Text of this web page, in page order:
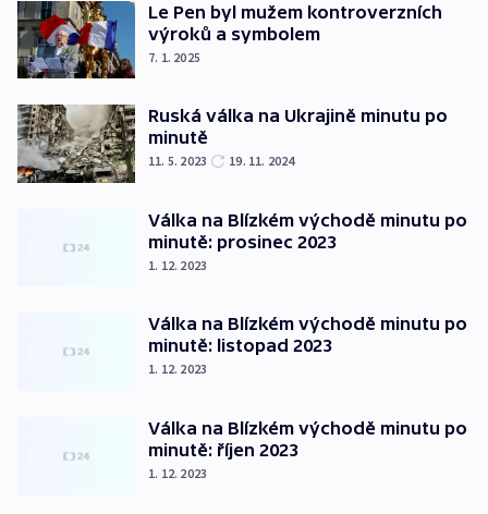
Le Pen byl mužem kontroverzních
výroků a symbolem
7. 1. 2025
Ruská válka na Ukrajině minutu po
minutě
11. 5. 2023 19. 11. 2024
Válka na Blízkém východě minutu po
minutě: prosinec 2023
1. 12. 2023
Válka na Blízkém východě minutu po
minutě: listopad 2023
1. 12. 2023
Válka na Blízkém východě minutu po
minutě: říjen 2023
1. 12. 2023